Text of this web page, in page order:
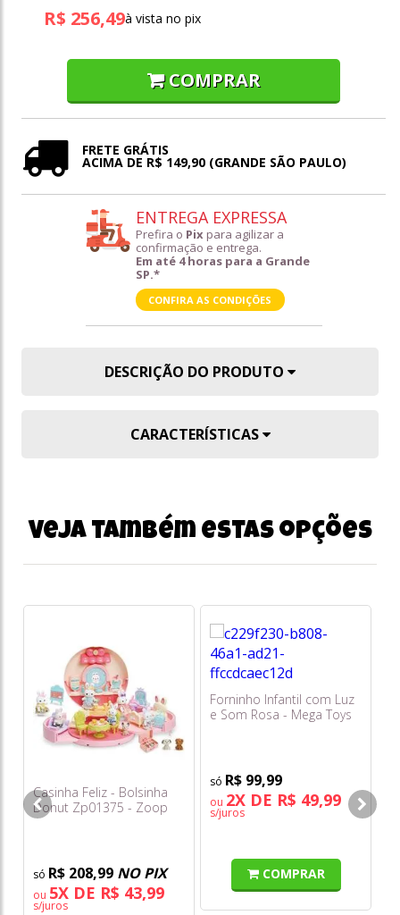
R$ 256,49à vista no pix
COMPRAR
FRETE GRÁTIS
ACIMA DE R$ 149,90 (GRANDE SÃO PAULO)
ENTREGA EXPRESSA
Prefira o Pix para agilizar a
confirmação e entrega.
Em até 4 horas para a Grande
SP.*
CONFIRA AS CONDIÇÕES
DESCRIÇÃO DO PRODUTO
CARACTERÍSTICAS
Veja também estas opções
Casinha Feliz - Bolsinha
Donut Zp01375 - Zoop
Toys
R$ 208,99 NO PIX
ou 5X DE R$ 43,99
s/juros
Forninho Infantil com Luz
e Som Rosa - Mega Toys
R$ 99,99
ou 2X DE R$ 49,99
s/juros
COMPRAR